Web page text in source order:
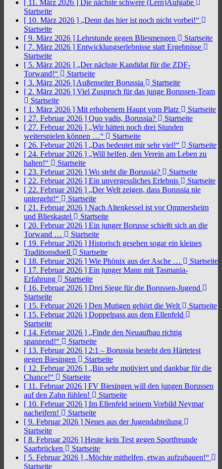
[ 11. März 2026 ] Die nächste schwere (Lern)Aufgabe
Startseite
[ 10. März 2026 ] „Denn das hier ist noch nicht vorbei!“
Startseite
[ 9. März 2026 ] Lehrstunde gegen Bliesmengen
Startseite
[ 7. März 2026 ] Entwicklungserlebnisse statt Ergebnisse
Startseite
[ 5. März 2026 ] „Der nächste Kandidat für die ZDF-
Torwand!“
Startseite
[ 3. März 2026 ] Außenseiter Borussia
Startseite
[ 2. März 2026 ] Viel Zuspruch für das junge Borussen-Team
Startseite
[ 1. März 2026 ] Mit erhobenem Haupt vom Platz
Startseite
[ 27. Februar 2026 ] Quo vadis, Borussia?
Startseite
[ 27. Februar 2026 ] „Wir hätten noch drei Stunden
weiterspielen können …“
Startseite
[ 26. Februar 2026 ] „Das bedeutet mir sehr viel!“
Startseite
[ 24. Februar 2026 ] „Will helfen, den Verein am Leben zu
halten!“
Startseite
[ 23. Februar 2026 ] Wo steht die Borussia?
Startseite
[ 22. Februar 2026 ] Ein unvergessliches Erlebnis
Startseite
[ 22. Februar 2026 ] „Der Welt zeigen, dass Borussia nie
untergeht!“
Startseite
[ 21. Februar 2026 ] Nach Altenkessel ist vor Ommersheim
und Blieskastel
Startseite
[ 20. Februar 2026 ] Ein junger Borusse schießt sich an die
Torwand …
Startseite
[ 19. Februar 2026 ] Historisch gesehen sogar ein kleines
Traditionsduell
Startseite
[ 18. Februar 2026 ] Wie Phönix aus der Asche …
Startseite
[ 17. Februar 2026 ] Ein junger Mann mit Tasmania-
Erfahrung
Startseite
[ 16. Februar 2026 ] Drei Siege für die Borussen-Jugend
Startseite
[ 15. Februar 2026 ] Den Mutigen gehört die Welt
Startseite
[ 15. Februar 2026 ] Doppelpass aus dem Ellenfeld
Startseite
[ 14. Februar 2026 ] „Finde den Neuaufbau richtig
spannend!“
Startseite
[ 13. Februar 2026 ] 2:1 – Borussia besteht den Härtetest
gegen Biesingen
Startseite
[ 12. Februar 2026 ] „Bin sehr motiviert und dankbar für die
Chance!“
Startseite
[ 11. Februar 2026 ] FV Biesingen will den jungen Borussen
auf den Zahn fühlen!
Startseite
[ 10. Februar 2026 ] Im Ellenfeld seinem Vorbild Neymar
nacheifern!
Startseite
[ 9. Februar 2026 ] Neues aus der Jugendabteilung
Startseite
[ 8. Februar 2026 ] Heute kein Test gegen Sportfreunde
Saarbrücken
Startseite
[ 5. Februar 2026 ] „Möchte mithelfen, etwas aufzubauen!“
Startseite